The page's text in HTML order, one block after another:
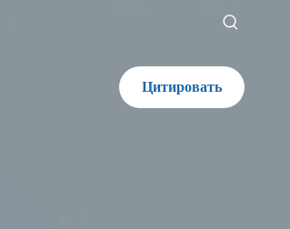
Цитировать